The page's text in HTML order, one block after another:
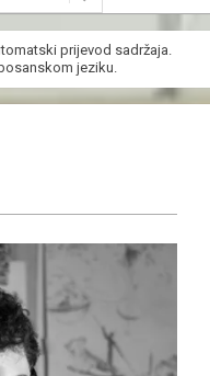
prijevod sadržaja.
jeziku.